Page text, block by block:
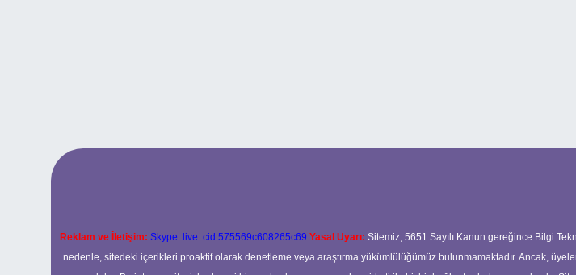
Reklam ve İletişim: Skype: live:.cid.575569c608265c69 Yasal Uyarı: Sitemiz, 5651 Sayılı Kanun gereğince Bilgi
nedenle, sitedeki içerikleri proaktif olarak denetleme veya araştırma yükümlülüğümüz bulunmamaktadır. Ancak,